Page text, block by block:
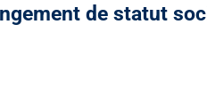
de statut